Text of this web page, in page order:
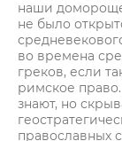
наши
не было
во времена
греков, если
римское
знают, но
православных